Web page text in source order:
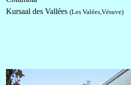
Kursaal des Vallées (Les Valées,Vésuve)